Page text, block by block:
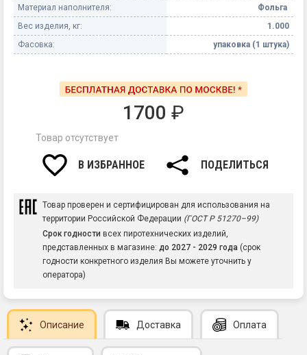
Материал наполнителя:
Фольга
Вес изделия, кг:
1.000
Фасовка:
упаковка (1 штука)
1700 ₽
Товар отсутствует
В ИЗБРАННОЕ ПОДЕЛИТЬСЯ
Товар проверен и сертифицирован для использования на
территории Российской Федерации (ГОСТ Р 51270–99)
Срок годности всех пиротехнических изделий,
представленных в магазине: до 2027 - 2029 года (срок
годности конкретного изделия Вы можете уточнить у
оператора)
Описание Доставка Оплата